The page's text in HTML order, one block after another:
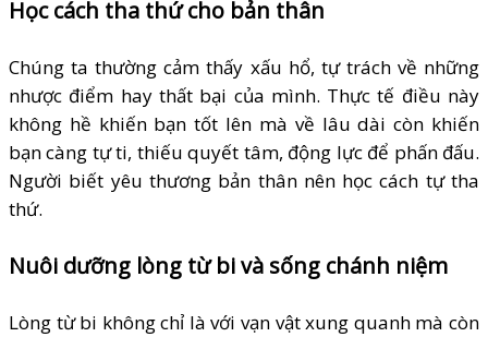
Học cách tha thứ cho bản thân
Chúng ta thường cảm thấy xấu hổ, tự trách về những
nhược điểm hay thất bại của mình. Thực tế điều này
không hề khiến bạn tốt lên mà về lâu dài còn khiến
bạn càng tự ti, thiếu quyết tâm, động lực để phấn đấu.
Người biết yêu thương bản thân nên học cách tự tha
thứ.
Nuôi dưỡng lòng từ bi và sống chánh niệm
Lòng từ bi không chỉ là với vạn vật xung quanh mà còn